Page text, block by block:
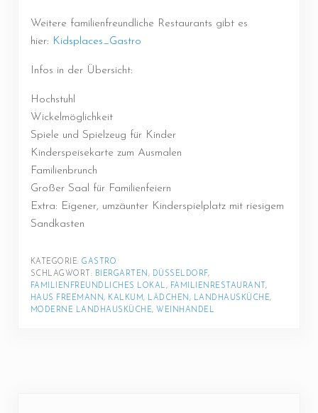
Weitere familienfreundliche Restaurants gibt es
hier: Kidsplaces_Gastro
Infos in der Übersicht:
Hochstuhl
Wickelmöglichkeit
Spiele und Spielzeug für Kinder
Kinderspeisekarte zum Ausmalen
Familienbrunch
Großer Saal für Familienfeiern
Extra: Eigener, umzäunter Kinderspielplatz mit riesigem
Sandkasten
KATEGORIE: GASTRO
SCHLAGWORT: BIERGARTEN, DÜSSELDORF
FAMILIENFREUNDLICHES LOKAL, FAMILIENRESTAURANT
HAUS FREEMANN, KALKUM, LÄDCHEN, LANDHAUSKÜCHE
MODERNE LANDHAUSKÜCHE, WEINHANDEL